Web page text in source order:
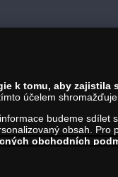
k tomu, aby
účelem
budeme
obsah.
obchodních